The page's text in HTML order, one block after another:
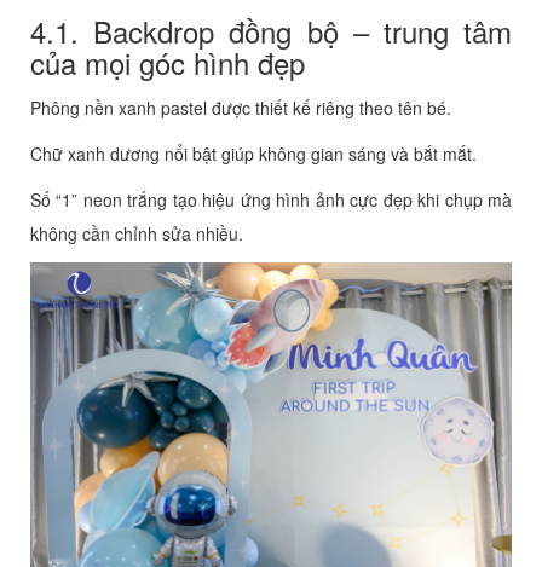
4.1. Backdrop đồng bộ – trung tâm
của mọi góc hình đẹp
Phông nền xanh pastel được thiết kế riêng theo tên bé.
Chữ xanh dương nổi bật giúp không gian sáng và bắt mắt.
Số “1” neon trắng tạo hiệu ứng hình ảnh cực đẹp khi chụp mà
không cần chỉnh sửa nhiều.